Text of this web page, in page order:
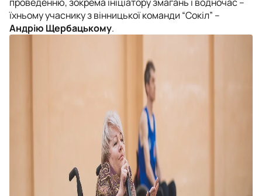
їхньому учаснику з вінницької команди “Сокіл” –
Андрію Щербацькому.